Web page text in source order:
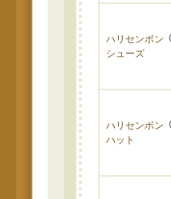
ハリセンボン
シューズ
ハリセンボン
ハット